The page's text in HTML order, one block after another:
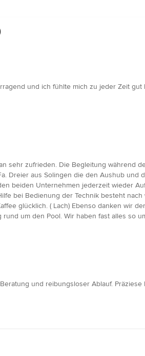
und ich fühlte mich zu jeder Zeit
sehr zufrieden. Die Begleitung während
Dreier aus Solingen die den Aushub
beiden Unternehmen jederzeit wieder
bei Bedienung der Technik besteht
glücklich. ( Lach) Ebenso danken wir
um den Pool. Wir haben fast alles so
und reibungsloser Ablauf.